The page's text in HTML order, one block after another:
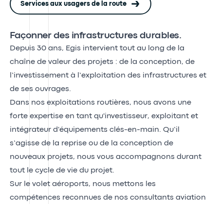
Services aux usagers de la route
Façonner des infrastructures durables.
Depuis 30 ans, Egis intervient tout au long de la
chaîne de valeur des projets : de la conception, de
l’investissement à l’exploitation des infrastructures et
de ses ouvrages.
Dans nos exploitations routières, nous avons une
forte expertise en tant qu'investisseur, exploitant et
intégrateur d'équipements clés-en-main. Qu’il
s’agisse de la reprise ou de la conception de
nouveaux projets, nous vous accompagnons durant
tout le cycle de vie du projet.
Sur le volet aéroports, nous mettons les
compétences reconnues de nos consultants aviation